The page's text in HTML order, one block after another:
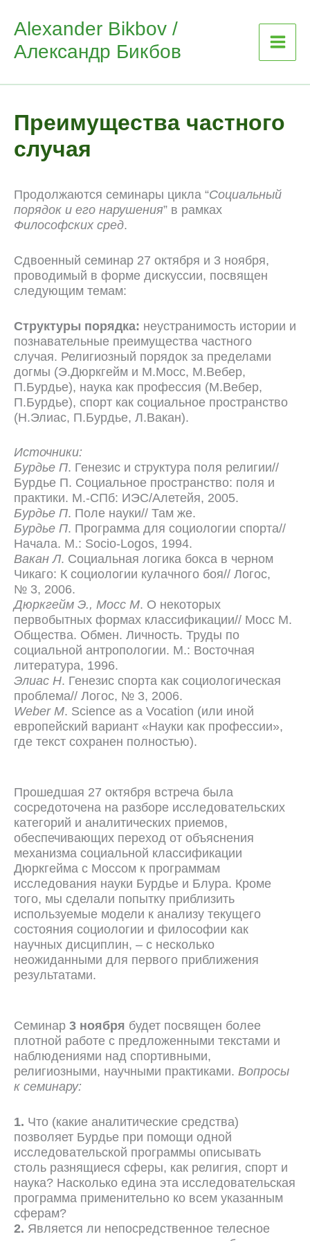
content
Alexander Bikbov /
Александр Бикбов
Преимущества частного
случая
Продолжаются семинары цикла “Социальный
порядок и его нарушения” в рамках
Философских сред.
Сдвоенный семинар 27 октября и 3 ноября,
проводимый в форме дискуссии, посвящен
следующим темам:
Структуры порядка: неустранимость истории и
познавательные преимущества частного
случая. Религиозный порядок за пределами
догмы (Э.Дюркгейм и М.Мосс, М.Вебер,
П.Бурдье), наука как профессия (М.Вебер,
П.Бурдье), спорт как социальное пространство
(Н.Элиас, П.Бурдье, Л.Вакан).
Источники:
Бурдье П. Генезис и структура поля религии//
Бурдье П. Социальное пространство: поля и
практики. М.-СПб: ИЭС/Алетейя, 2005.
Бурдье П. Поле науки// Там же.
Бурдье П. Программа для социологии спорта//
Начала. М.: Socio-Logos, 1994.
Вакан Л. Социальная логика бокса в черном
Чикаго: К социологии кулачного боя// Логос,
№ 3, 2006.
Дюркгейм Э., Мосс М. О некоторых
первобытных формах классификации// Мосс М.
Общества. Обмен. Личность. Труды по
социальной антропологии. М.: Восточная
литература, 1996.
Элиас Н. Генезис спорта как социологическая
проблема// Логос, № 3, 2006.
Weber M. Science as a Vocation (или иной
европейский вариант «Науки как профессии»,
где текст сохранен полностью).
Прошедшая 27 октября встреча была
сосредоточена на разборе исследовательских
категорий и аналитических приемов,
обеспечивающих переход от объяснения
механизма социальной классификации
Дюркгейма с Моссом к программам
исследования науки Бурдье и Блура. Кроме
того, мы сделали попытку приблизить
используемые модели к анализу текущего
состояния социологии и философии как
научных дисциплин, – с несколько
неожиданными для первого приближения
результатами.
Семинар 3 ноября будет посвящен более
плотной работе с предложенными текстами и
наблюдениями над спортивными,
религиозными, научными практиками. Вопросы
к семинару:
1. Что (какие аналитические средства)
позволяет Бурдье при помощи одной
исследовательской программы описывать
столь разнящиеся сферы, как религия, спорт и
наука? Насколько едина эта исследовательская
программа применительно ко всем указанным
сферам?
2. Является ли непосредственное телесное